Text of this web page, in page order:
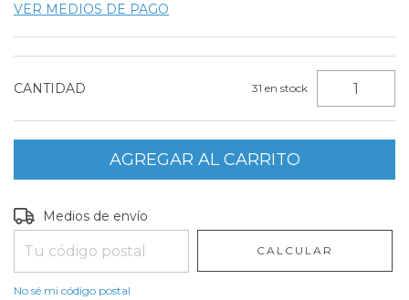
VER MEDIOS DE PAGO
CANTIDAD 31 en stock
Entregas para el CP:
Medios de envío
CALCULAR
No sé mi código postal